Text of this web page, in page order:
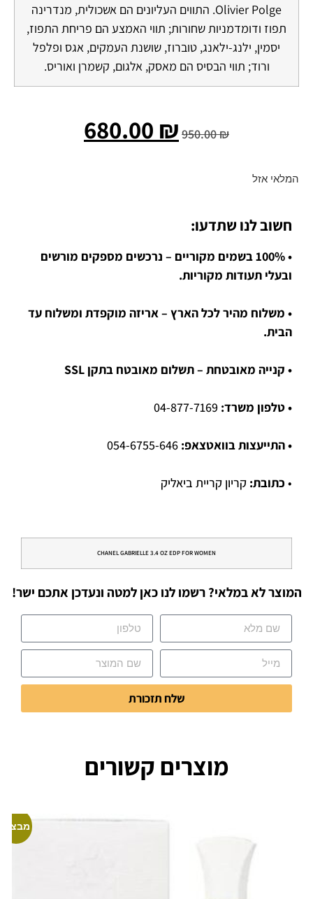
Olivier Polge. התווים העליונים הם אשכולית, מנדרינה
תפוז ודומדמניות שחורות; תווי האמצע הם פריחת התפוז,
יסמין, ילנג-ילאנג, טוברוז, שושנת העמקים, אגס ופלפל
ורוד; תווי הבסיס הם מאסק, אלגום, קשמרן ואוריס.
950.00₪
680.00 ₪
המלאי אזל
חשוב לנו שתדעו:
• 100% בשמים מקוריים – נרכשים מספקים מורשים
ובעלי תעודות מקוריות.
• משלוח מהיר לכל הארץ – אריזה מוקפדת ומשלוח עד
הבית.
• קנייה מאובטחת – תשלום מאובטח בתקן SSL
• טלפון משרד:
• התייעצות בוואטצאפ:
• כתובת: קריון קריית ביאליק
CHANEL GABRIELLE 3.4 OZ EDP FOR WOMEN
המוצר לא במלאי? רשמו לנו כאן למטה ונעדכן אתכם ישר!
שלח תזכורת
מוצרים קשורים
מבצע!